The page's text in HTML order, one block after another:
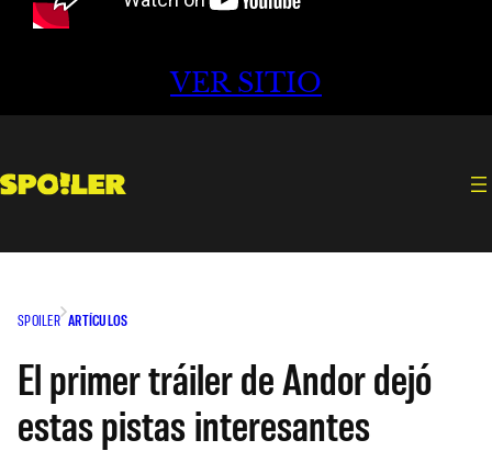
VER SITIO
SPOILER ARTÍCULOS
El primer tráiler de Andor dejó
estas pistas interesantes